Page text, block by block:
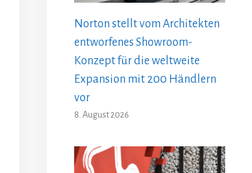
Norton stellt vom Architekten
entworfenes Showroom-
Konzept für die weltweite
Expansion mit 200 Händlern
vor
8. August 2026